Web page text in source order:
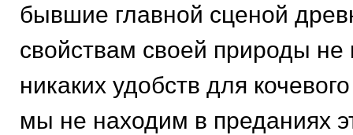
бывшие главной сценой
свойствам своей природы не
никаких удобств для
мы не находим в преданиях